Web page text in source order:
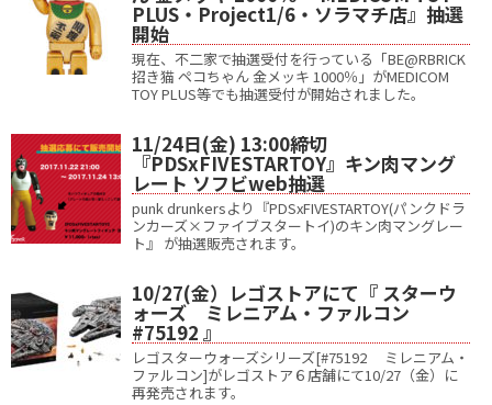
PLUS・Project1/6・ソラマチ店』抽選
開始
現在、不二家で抽選受付を行っている「BE@RBRICK
招き猫 ペコちゃん 金メッキ 1000％」がMEDICOM
TOY PLUS等でも抽選受付が開始されました。
11/24日(金) 13:00締切
『PDSxFIVESTARTOY』キン肉マング
レート ソフビweb抽選
punk drunkersより『PDSxFIVESTARTOY(パンクドラ
ンカーズ×ファイブスタートイ)のキン肉マングレー
ト』 が抽選販売されます。
10/27(金）レゴストアにて『 スターウ
ォーズ ミレニアム・ファルコン
#75192 』
レゴスターウォーズシリーズ[#75192 ミレニアム・
ファルコン]がレゴストア６店舗にて10/27（金）に
再発売されます。